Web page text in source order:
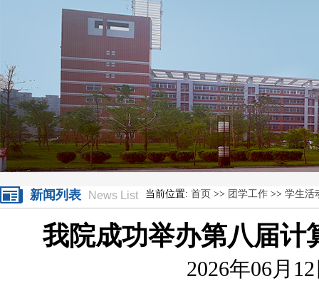
新闻列表 News List 当前位置: 首页 >> 团学工作 >> 学生活
我院成功举办第八届计
2026年06月